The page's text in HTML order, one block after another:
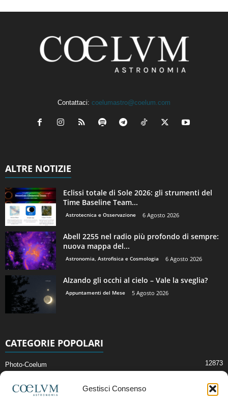
Gestisci Consenso
Contattaci: coelumastro@coelum.com
ALTRE NOTIZIE
Eclissi totale di Sole 2026: gli strumenti del
Time Baseline Team...
Astrotecnica e Osservazione 6 Agosto 2026
Abell 2255 nel radio più profondo di sempre:
nuova mappa del...
Astronomia, Astrofisica e Cosmologia 6 Agosto 2026
Alzando gli occhi al cielo – Vale la sveglia?
Appuntamenti del Mese 5 Agosto 2026
CATEGORIE POPOLARI
Photo-Coelum 12873
News di Astronomia 2409